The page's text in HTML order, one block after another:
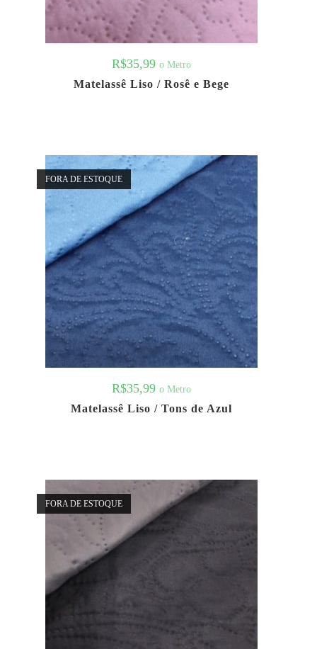
R$35,99 o Metro
Matelassê Liso / Rosê e Bege
FORA DE ESTOQUE
R$35,99 o Metro
Matelassê Liso / Tons de Azul
FORA DE ESTOQUE